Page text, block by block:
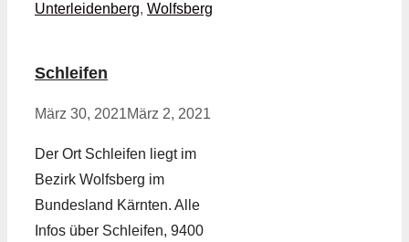
Unterleidenberg, Wolfsberg
Schleifen
März 30, 2021März 2, 2021
Der Ort Schleifen liegt im
Bezirk Wolfsberg im
Bundesland Kärnten. Alle
Infos über Schleifen, 9400